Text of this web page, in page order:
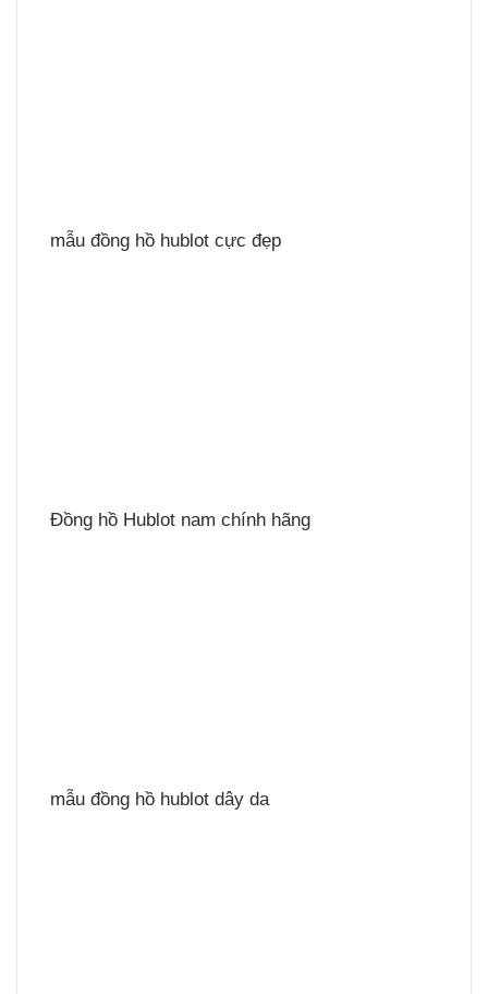
mẫu đồng hồ hublot cực đẹp
Đồng hồ Hublot nam chính hãng
mẫu đồng hồ hublot dây da